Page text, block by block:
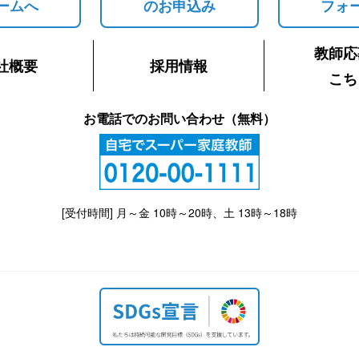
ムへ のお申込み フォ
概要 採用情報
教師
こ
お電話でのお問い合わせ（無料）
[受付時間] 月～金 10時～20時、土 13時～18時